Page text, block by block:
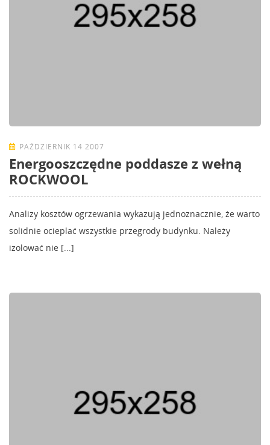
PAŹDZIERNIK 14 2007
Energooszczędne poddasze z wełną
ROCKWOOL
Analizy kosztów ogrzewania wykazują jednoznacznie, że warto
solidnie ocieplać wszystkie przegrody budynku. Należy
izolować nie [...]